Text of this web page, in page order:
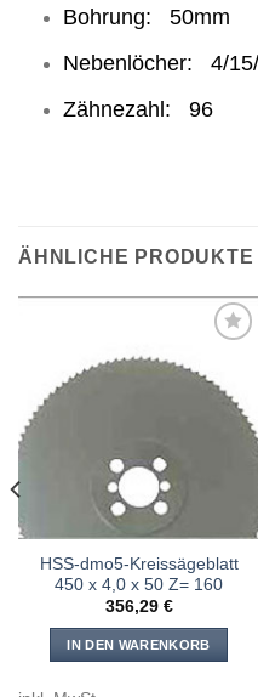
Bohrung: 50mm
Nebenlöcher: 4/
Zähnezahl: 96
ÄHNLICHE PRODUKTE
Meine
HSS-dmo5-Kreissägeblatt
450 x 4,0 x 50 Z= 160
356,29 €
IN DEN WARENKORB